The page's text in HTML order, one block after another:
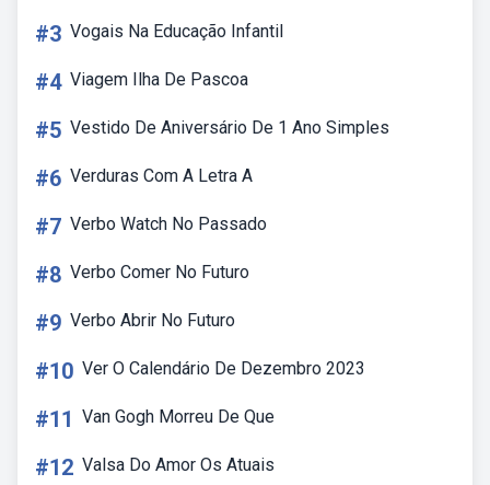
#3 Vogais Na Educação Infantil
#4 Viagem Ilha De Pascoa
#5 Vestido De Aniversário De 1 Ano Simples
#6 Verduras Com A Letra A
#7 Verbo Watch No Passado
#8 Verbo Comer No Futuro
#9 Verbo Abrir No Futuro
#10 Ver O Calendário De Dezembro 2023
#11 Van Gogh Morreu De Que
#12 Valsa Do Amor Os Atuais